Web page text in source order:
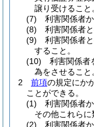
譲り受けること
(7)
利害関係者
(8)
利害関係者
(9)
利害関係者
すること。
(10)
利害関係者
為をさせること
2
前項の規定にか
ことができる。
(1)
利害関係者
その他これらに
(2)
利害関係者